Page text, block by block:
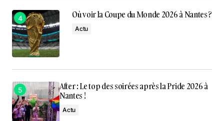
Où voir la Coupe du Monde 2026 à Nantes ?
Actu
After : Le top des soirées après la Pride 2026 à
Nantes !
Actu